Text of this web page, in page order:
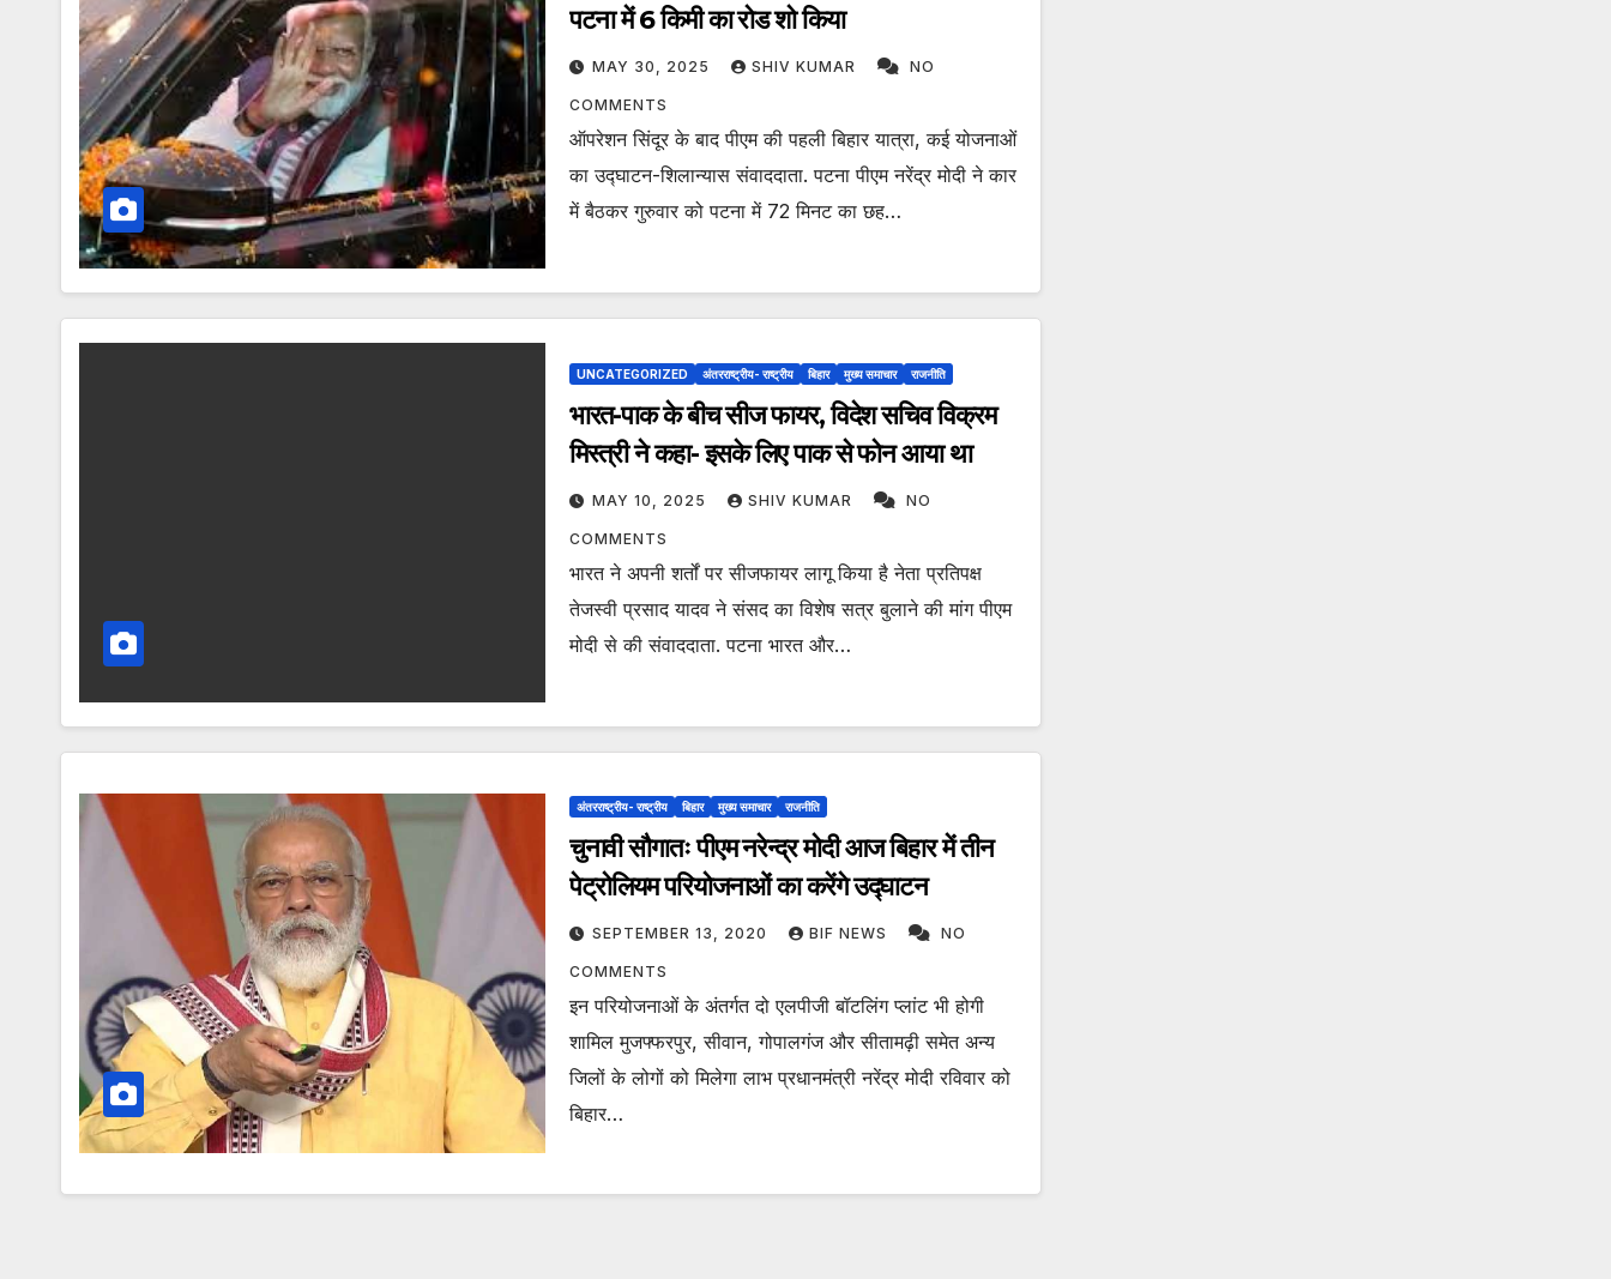
पटना में 6 किमी का रोड शो किया
MAY 30, 2025 SHIV KUMAR NO
COMMENTS
ऑपरेशन सिंदूर के बाद पीएम की पहली बिहार यात्रा, कई योजनाओं
का उद्घाटन-शिलान्यास संवाददाता. पटना पीएम नरेंद्र मोदी ने कार
में बैठकर गुरुवार को पटना में 72 मिनट का छह…
UNCATEGORIZED अंतरराष्ट्रीय- राष्ट्रीय बिहार मुख्य समाचार राजनीति
भारत-पाक के बीच सीज फायर, विदेश सचिव विक्रम
मिस्त्री ने कहा- इसके लिए पाक से फोन आया था
MAY 10, 2025 SHIV KUMAR NO
COMMENTS
भारत ने अपनी शर्तों पर सीजफायर लागू किया है नेता प्रतिपक्ष
तेजस्वी प्रसाद यादव ने संसद का विशेष सत्र बुलाने की मांग पीएम
मोदी से की संवाददाता. पटना भारत और…
अंतरराष्ट्रीय- राष्ट्रीय बिहार मुख्य समाचार राजनीति
चुनावी सौगातः पीएम नरेन्द्र मोदी आज बिहार में तीन
पेट्रोलियम परियोजनाओं का करेंगे उद्घाटन
SEPTEMBER 13, 2020 BIF NEWS NO
COMMENTS
इन परियोजनाओं के अंतर्गत दो एलपीजी बॉटलिंग प्लांट भी होगी
शामिल मुजफ्फरपुर, सीवान, गोपालगंज और सीतामढ़ी समेत अन्य
जिलों के लोगों को मिलेगा लाभ प्रधानमंत्री नरेंद्र मोदी रविवार को
बिहार…